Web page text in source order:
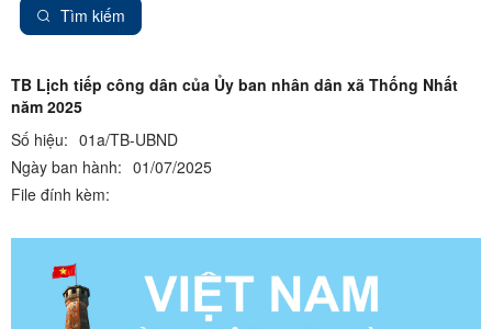
Tìm kiếm
TB Lịch tiếp công dân của Ủy ban nhân dân xã Thống Nhất
năm 2025
Số hiệu: 01a/TB-UBND
Ngày ban hành: 01/07/2025
File đính kèm: